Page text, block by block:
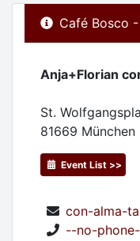
Café Bosco
Anja+Florian
St.
81669 München
Event List >>
con-alma-
--no-